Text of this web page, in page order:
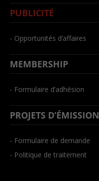
PUBLICITÉ
- Opportunités d’affaires
MEMBERSHIP
- Formulaire d’adhésion
PROJETS D’ÉMISSION
- Formulaire de demande
- Politique de traitement